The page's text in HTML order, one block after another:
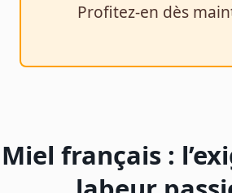
Profitez-en dès
Miel français :